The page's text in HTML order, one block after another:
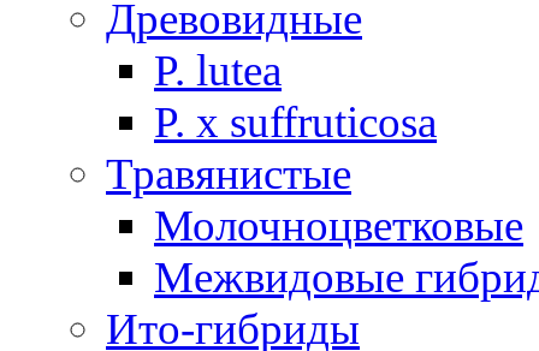
Древовидные
P. lutea
P. х suffruticosa
Травянистые
Молочноцветковые
Межвидовые
Ито-гибриды